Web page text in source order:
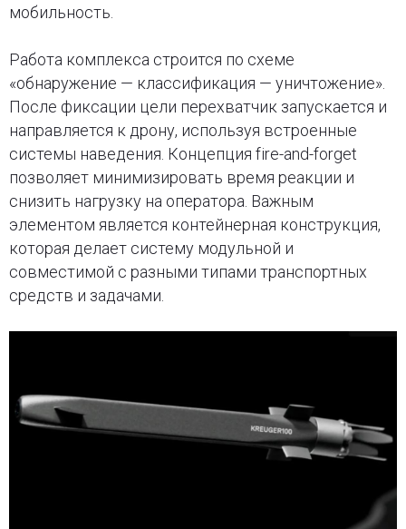
мобильность.
Работа комплекса строится по схеме
«обнаружение — классификация — уничтожение».
После фиксации цели перехватчик запускается и
направляется к дрону, используя встроенные
системы наведения. Концепция fire-and-forget
позволяет минимизировать время реакции и
снизить нагрузку на оператора. Важным
элементом является контейнерная конструкция,
которая делает систему модульной и
совместимой с разными типами транспортных
средств и задачами.